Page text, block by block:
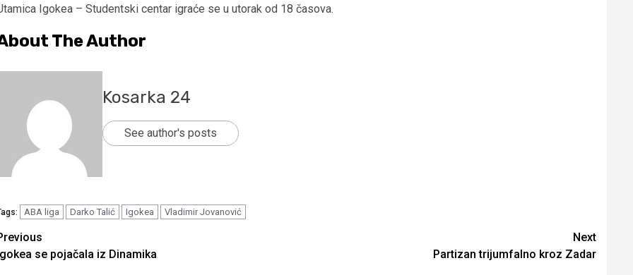
Igokea – Studentski centar igraće se u utorak od 18 časova.
The Author
Kosarka 24
See author's posts
ABA liga Darko Talić Igokea Vladimir Jovanović
se pojačala iz Dinamika
Next
Partizan trijumfalno kroz Zadar